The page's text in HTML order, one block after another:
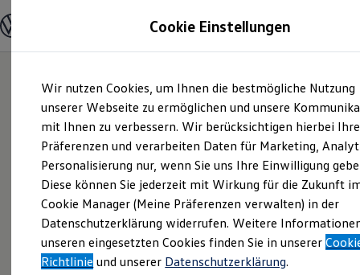
Hauptinhalt
springen
Footer
springen
Modelle und Konfigurator
Modelle vergleichen
Elektroautos
ENERGY Sondermodelle
Nutzfahrzeuge
SUV und CUV
Familienautos
Kombis
Kompaktwagen
Sportwagen
Schnell verfügbare Fahrzeuge
Angebote und Produkte
Aktuelle Angebote
E-Auto-Förderung
Volkswagen Marktplatz
Cookie Einstellungen
Wir nutzen Cookies, um Ihnen die bestmögliche Nutzung
unserer Webseite zu ermöglichen und unsere
mit Ihnen zu verbessern. Wir berücksichtigen hierbei Ihre
Präferenzen und verarbeiten Daten für Marketing,
Personalisierung nur, wenn Sie uns Ihre Einwilligung
Diese können Sie jederzeit mit Wirkung für die Zukunft
Cookie Manager (Meine Präferenzen verwalten) in der
Datenschutzerklärung widerrufen. Weitere
unseren eingesetzten Cookies finden Sie in unserer
Richtlinie und unserer Datenschutzerklärung.